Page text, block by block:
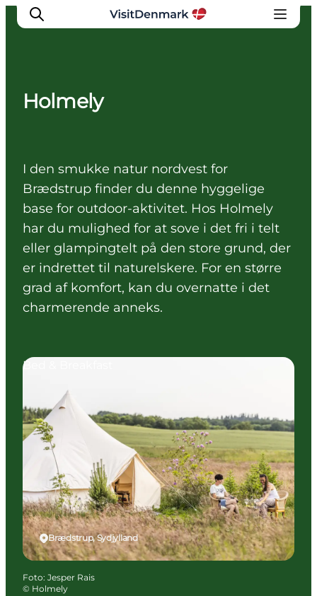
Oplevelser
Overnatning
Planlæg ferien
Holmely
I den smukke natur nordvest for
Brædstrup finder du denne hyggelige
base for outdoor-aktivitet. Hos Holmely
har du mulighed for at sove i det fri i telt
eller glampingtelt på den store grund, der
er indrettet til naturelskere. For en større
grad af komfort, kan du overnatte i det
charmerende anneks.
Brædstrup, Sydjylland
Bed & Breakfast
Foto: Jesper Rais
© Holmely